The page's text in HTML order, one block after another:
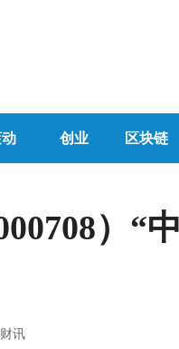
创业 区块链
）“
讯